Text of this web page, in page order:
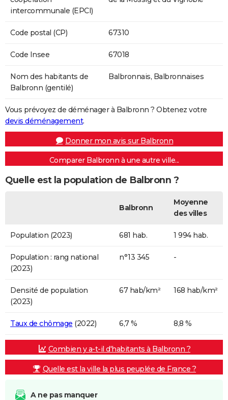
intercommunale (EPCI)
Code postal (CP) 67310
Code Insee 67018
Nom des habitants de
Balbronn (gentilé)
Balbronnais, Balbronnaises
Vous prévoyez de déménager à Balbronn ? Obtenez votre
devis déménagement.
Donner mon avis sur Balbronn
Comparer Balbronn à une autre ville...
Quelle est la population de Balbronn ?
Balbronn
Moyenne
des villes
Population (2023) 681 hab. 1 994 hab.
Population : rang national
(2023)
n°13 345 -
Densité de population
(2023)
67 hab/km² 168 hab/km²
Taux de chômage (2022) 6,7 % 8,8 %
Combien y a-t-il d'habitants à Balbronn ?
Quelle est la ville la plus peuplée de France ?
A ne pas manquer